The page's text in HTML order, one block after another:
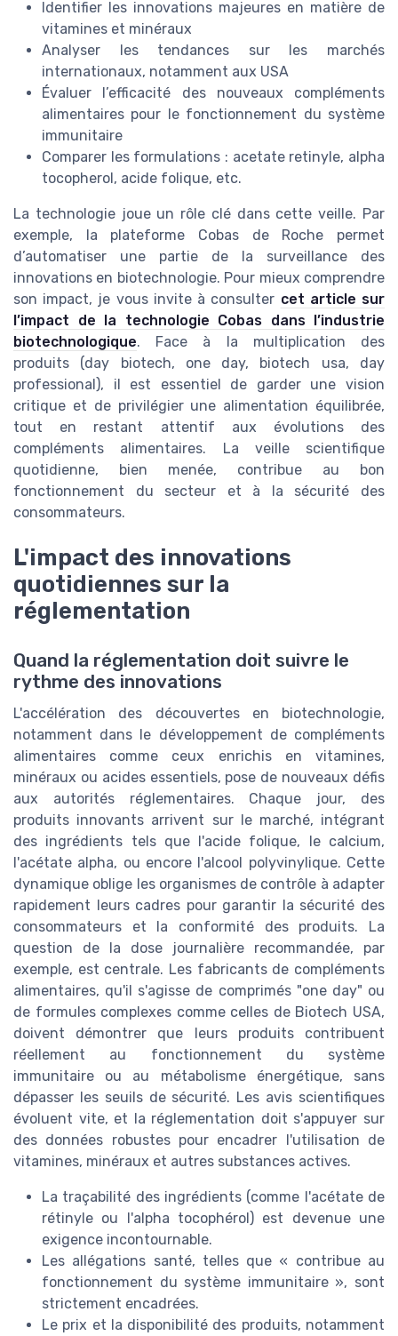
Identifier les innovations majeures en matière de
vitamines et minéraux
Analyser les tendances sur les marchés
internationaux, notamment aux USA
Évaluer l’efficacité des nouveaux compléments
alimentaires pour le fonctionnement du système
immunitaire
Comparer les formulations : acetate retinyle, alpha
tocopherol, acide folique, etc.
La technologie joue un rôle clé dans cette veille. Par
exemple, la plateforme Cobas de Roche permet
d’automatiser une partie de la surveillance des
innovations en biotechnologie. Pour mieux comprendre
son impact, je vous invite à consulter cet article sur
l’impact de la technologie Cobas dans l’industrie
biotechnologique. Face à la multiplication des
produits (day biotech, one day, biotech usa, day
professional), il est essentiel de garder une vision
critique et de privilégier une alimentation équilibrée,
tout en restant attentif aux évolutions des
compléments alimentaires. La veille scientifique
quotidienne, bien menée, contribue au bon
fonctionnement du secteur et à la sécurité des
consommateurs.
L'impact des innovations
quotidiennes sur la
réglementation
Quand la réglementation doit suivre le
rythme des innovations
L'accélération des découvertes en biotechnologie,
notamment dans le développement de compléments
alimentaires comme ceux enrichis en vitamines,
minéraux ou acides essentiels, pose de nouveaux défis
aux autorités réglementaires. Chaque jour, des
produits innovants arrivent sur le marché, intégrant
des ingrédients tels que l'acide folique, le calcium,
l'acétate alpha, ou encore l'alcool polyvinylique. Cette
dynamique oblige les organismes de contrôle à adapter
rapidement leurs cadres pour garantir la sécurité des
consommateurs et la conformité des produits. La
question de la dose journalière recommandée, par
exemple, est centrale. Les fabricants de compléments
alimentaires, qu'il s'agisse de comprimés "one day" ou
de formules complexes comme celles de Biotech USA,
doivent démontrer que leurs produits contribuent
réellement au fonctionnement du système
immunitaire ou au métabolisme énergétique, sans
dépasser les seuils de sécurité. Les avis scientifiques
évoluent vite, et la réglementation doit s'appuyer sur
des données robustes pour encadrer l'utilisation de
vitamines, minéraux et autres substances actives.
La traçabilité des ingrédients (comme l'acétate de
rétinyle ou l'alpha tocophérol) est devenue une
exigence incontournable.
Les allégations santé, telles que « contribue au
fonctionnement du système immunitaire », sont
strictement encadrées.
Le prix et la disponibilité des produits, notamment